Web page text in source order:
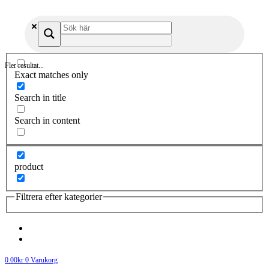
Fler resultat...
Exact matches only
Search in title
Search in content
product
Filtrera efter kategorier
0.00kr 0 Varukorg